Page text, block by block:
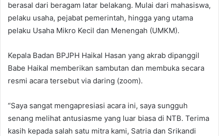
berasal dari beragam latar belakang. Mulai dari mahasiswa,
pelaku usaha, pejabat pemerintah, hingga yang utama
pelaku Usaha Mikro Kecil dan Menengah (UMKM).
Kepala Badan BPJPH Haikal Hasan yang akrab dipanggil
Babe Haikal memberikan sambutan dan membuka secara
resmi acara tersebut via daring (zoom).
“Saya sangat mengapresiasi acara ini, saya sungguh
senang melihat antusiasme yang luar biasa di NTB. Terima
kasih kepada salah satu mitra kami, Satria dan Srikandi